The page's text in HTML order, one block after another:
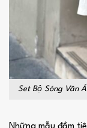
Set Bộ Sóng Vân